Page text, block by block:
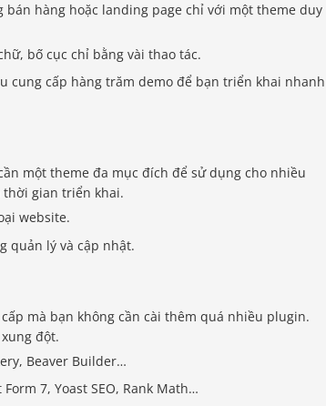
hàng hoặc landing page chỉ với một theme duy
bố cục chỉ bằng vài thao tác.
cung cấp hàng trăm demo để bạn triển khai nhanh
một theme đa mục đích để sử dụng cho nhiều
gian triển khai.
website.
quản lý và cập nhật.
mà bạn không cần cài thêm quá nhiều plugin.
đột.
Beaver Builder…
7, Yoast SEO, Rank Math…